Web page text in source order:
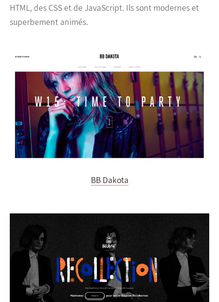
HTML, des CSS et de JavaScript. Ils sont modernes et
superbement animés.
BB Dakota